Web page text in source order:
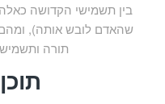
בין תשמישי הקדושה כאלה
שהאדם לובש אותה),
תורה